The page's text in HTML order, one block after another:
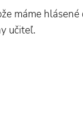
máme
učiteľ.